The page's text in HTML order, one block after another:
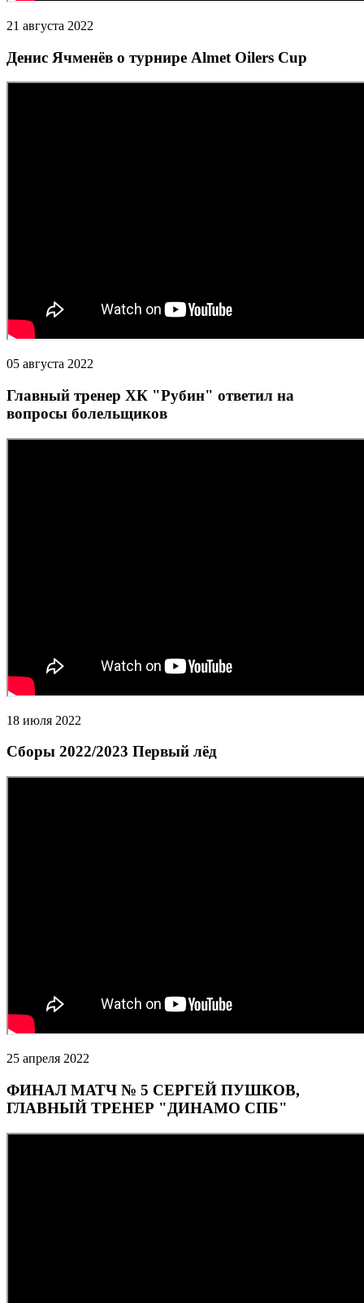
21 августа 2022
Денис Ячменёв о турнире Almet Oilers Cup
05 августа 2022
Главный тренер ХК "Рубин" ответил на
вопросы болельщиков
18 июля 2022
Сборы 2022/2023 Первый лёд
25 апреля 2022
ФИНАЛ МАТЧ № 5 СЕРГЕЙ ПУШКОВ,
ГЛАВНЫЙ ТРЕНЕР "ДИНАМО СПБ"